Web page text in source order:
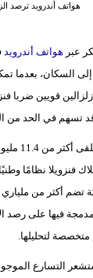
هواتف أندرويد ترصد
عبر هواتف أندرويد
السكان، بعدما
قويين ضربا
قد تسهم في الحد من
وخلال
فنزويلا نظامًا
تضم أكثر من ملياري
فيها على رصد
متخصصة لتحليلها.
التسارع